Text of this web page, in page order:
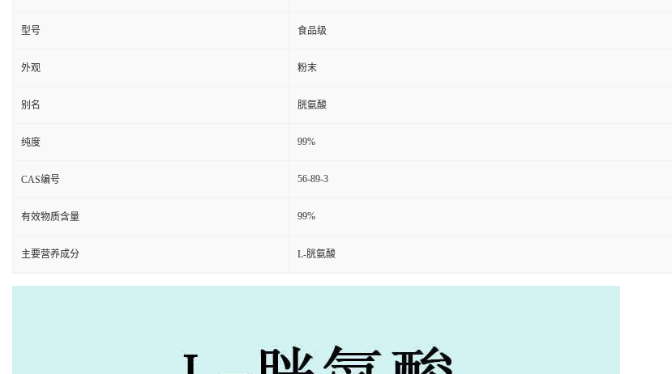
型号 食品级
外观 粉末
别名 胱氨酸
纯度 99%
CAS编号 56-89-3
有效物质含量 99%
主要营养成分 L-胱氨酸